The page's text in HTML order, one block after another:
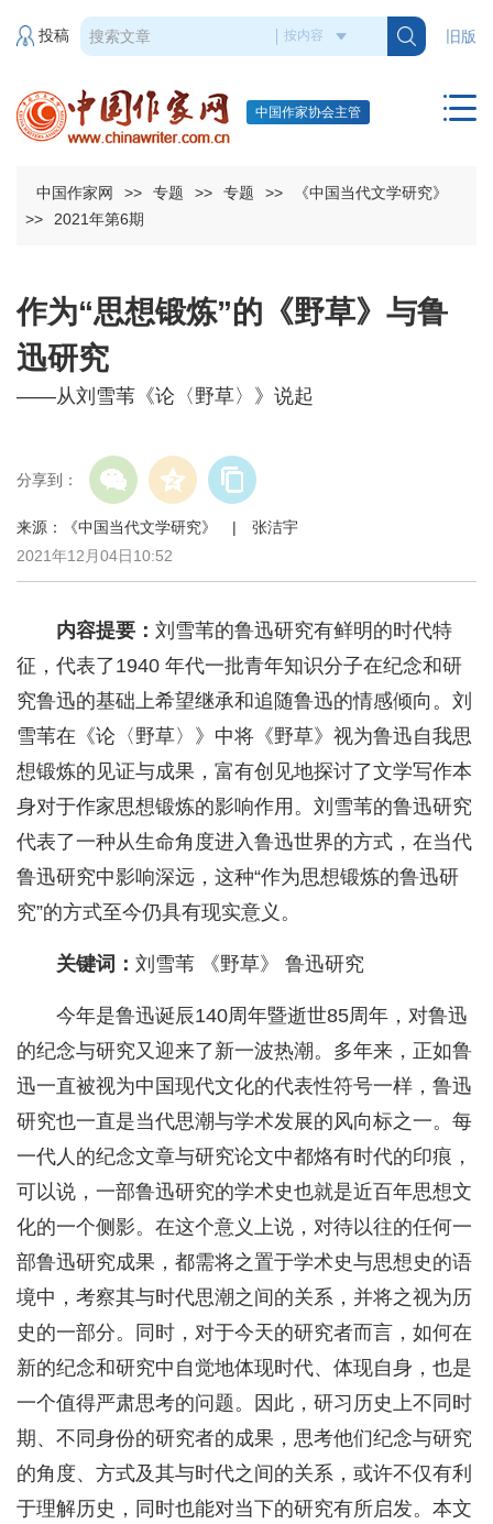
旧版
投稿
中国作家协会主管
中国作家网 >> 专题 >> 专题 >>
《中国当代文学研究》
>>
2021年第6期
作为“思想锻炼”的《野草》与鲁
迅研究
——从刘雪苇《论〈野草〉》说起
分享到：
来源：《中国当代文学研究》 | 张洁宇
2021年12月04日10:52
内容提要： 刘雪苇的鲁迅研究有鲜明的时代特
征，代表了1940 年代一批青年知识分子在纪念和研
究鲁迅的基础上希望继承和追随鲁迅的情感倾向。刘
雪苇在《论〈野草〉》中将《野草》视为鲁迅自我思
想锻炼的见证与成果，富有创见地探讨了文学写作本
身对于作家思想锻炼的影响作用。刘雪苇的鲁迅研究
代表了一种从生命角度进入鲁迅世界的方式，在当代
鲁迅研究中影响深远，这种“作为思想锻炼的鲁迅研
究”的方式至今仍具有现实意义。
关键词： 刘雪苇 《野草》 鲁迅研究
今年是鲁迅诞辰140周年暨逝世85周年，对鲁迅
的纪念与研究又迎来了新一波热潮。多年来，正如鲁
迅一直被视为中国现代文化的代表性符号一样，鲁迅
研究也一直是当代思潮与学术发展的风向标之一。每
一代人的纪念文章与研究论文中都烙有时代的印痕，
可以说，一部鲁迅研究的学术史也就是近百年思想文
化的一个侧影。在这个意义上说，对待以往的任何一
部鲁迅研究成果，都需将之置于学术史与思想史的语
境中，考察其与时代思潮之间的关系，并将之视为历
史的一部分。同时，对于今天的研究者而言，如何在
新的纪念和研究中自觉地体现时代、体现自身，也是
一个值得严肃思考的问题。因此，研习历史上不同时
期、不同身份的研究者的成果，思考他们纪念与研究
的角度、方式及其与时代之间的关系，或许不仅有利
于理解历史，同时也能对当下的研究有所启发。本文